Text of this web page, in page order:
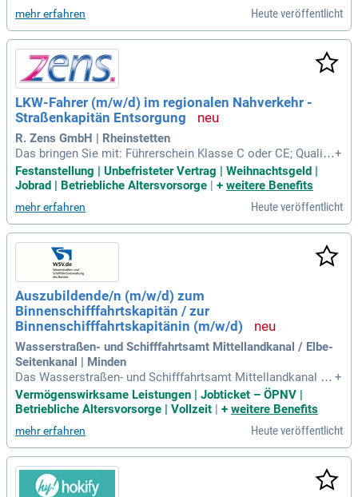
mehr erfahren Heute veröffentlicht
LKW-Fahrer (m/w/d) im regionalen Nahverkehr -
Straßenkapitän Entsorgung
R. Zens GmbH | Rheinstetten
Das bringen Sie mit: Führerschein Klasse C oder CE; Qualifi
kation zum Berufskraftfahrer (Eintrag 95); Zuverlässige und
verantwortungsbewusste Arbeitsweise; Freundliches Auftret
en im Umgang mit Kund*innen; Deutschkenntnisse für die tä
gliche Kommunikation
+
Festanstellung | Unbefristeter Vertrag | Weihnachtsgeld |
Jobrad | Betriebliche Altersvorsorge | + weitere Benefits
mehr erfahren Heute veröffentlicht
Auszubildende/n (m/w/d) zum
Binnenschifffahrtskapitän / zur
Binnenschifffahrtskapitänin (m/w/d)
Wasserstraßen- und Schifffahrtsamt Mittellandkanal / Elbe-
Seitenkanal | Minden
Das Wasserstraßen- und Schifffahrtsamt Mittellandkanal /
Elbe-Seitenkanal sucht zum 01.08.2027 eine/einen. Auszubil
dende/n (m/w/d) zur Binnenschifffahrtskapitänin / zum Binn
425 Minden.
+
Vermögenswirksame Leistungen | Jobticket – ÖPNV |
Betriebliche Altersvorsorge | Vollzeit
+ weitere Benefits
mehr erfahren Heute veröffentlicht